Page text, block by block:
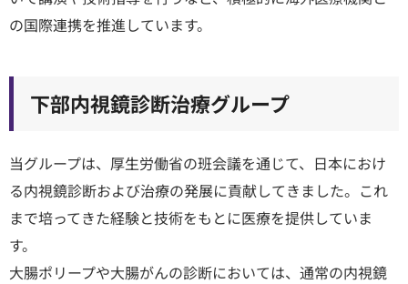
の国際連携を推進しています。
下部内視鏡診断治療グループ
当グループは、厚生労働省の班会議を通じて、日本におけ
る内視鏡診断および治療の発展に貢献してきました。これ
まで培ってきた経験と技術をもとに医療を提供していま
す。
大腸ポリープや大腸がんの診断においては、通常の内視鏡